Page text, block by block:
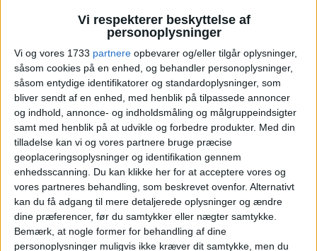
Vi respekterer beskyttelse af
personoplysninger
Vi og vores 1733 partnere opbevarer og/eller tilgår oplysninger,
såsom cookies på en enhed, og behandler personoplysninger,
såsom entydige identifikatorer og standardoplysninger, som
bliver sendt af en enhed, med henblik på tilpassede annoncer
og indhold, annonce- og indholdsmåling og målgruppeindsigter
samt med henblik på at udvikle og forbedre produkter. Med din
tilladelse kan vi og vores partnere bruge præcise
geoplaceringsoplysninger og identifikation gennem
enhedsscanning. Du kan klikke her for at acceptere vores og
vores partneres behandling, som beskrevet ovenfor. Alternativt
kan du få adgang til mere detaljerede oplysninger og ændre
dine præferencer, før du samtykker eller nægter samtykke.
Bemærk, at nogle former for behandling af dine
personoplysninger muligvis ikke kræver dit samtykke, men du
Berg-Hansen etablerer sig i
Sverige – vil blive førende i
Norden
Berg-Hansen tager sit første skridt uden for
Norge. Med etableringen i Stockholm og
ambitionen om at blive en førende nordisk aktør
investerer rejsebureauet i sin egenudviklede
teknologi, fleksible prismodeller og lokale
tilstedeværelse. Travel News har talt med
administrerende direktør Per Arne Villadsen om
planerne. Skribent: Jan Henrik Ulvatne